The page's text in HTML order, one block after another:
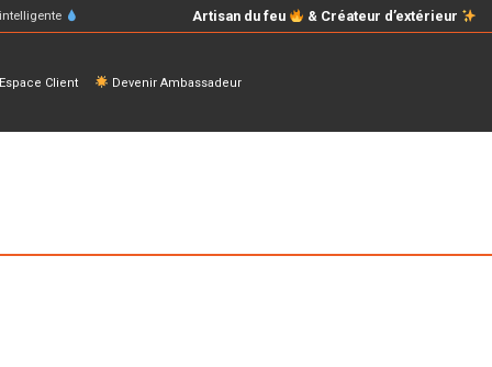
Artisan du feu & Créateur d’extérieur
Client Devenir Ambassadeur